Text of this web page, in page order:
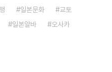
일본문화
교토
일본알바 오사카